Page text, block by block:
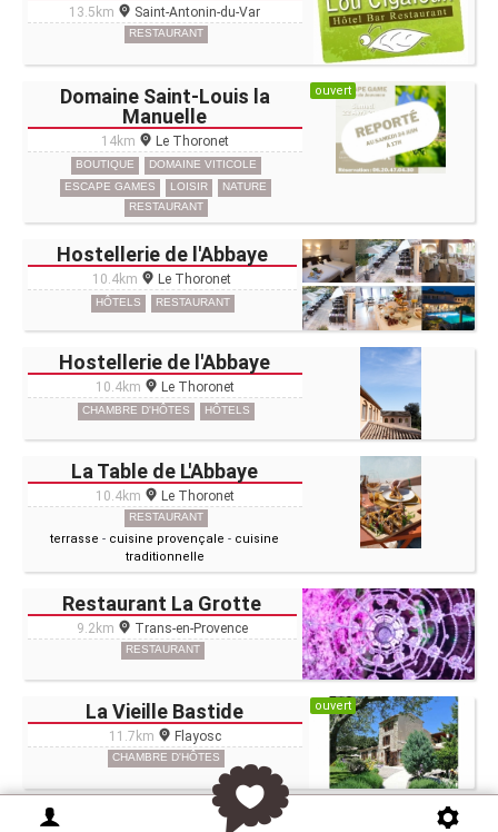
13.5km Saint-Antonin-du-Var
RESTAURANT
Domaine Saint-Louis la
Manuelle
14km Le Thoronet
BOUTIQUE
DOMAINE VITICOLE
ESCAPE GAMES
LOISIR
NATURE
RESTAURANT
ouvert
Hostellerie de l'Abbaye
10.4km Le Thoronet
HÔTELS RESTAURANT
Hostellerie de l'Abbaye
10.4km Le Thoronet
CHAMBRE D'HÔTES HÔTELS
La Table de L'Abbaye
10.4km Le Thoronet
RESTAURANT
terrasse - cuisine provençale - cuisine
traditionnelle
Restaurant La Grotte
9.2km Trans-en-Provence
RESTAURANT
La Vieille Bastide
11.7km Flayosc
CHAMBRE D'HÔTES
ouvert